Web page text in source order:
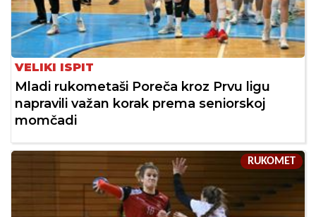
VELIKI ISPIT
Mladi rukometaši Poreča kroz Prvu ligu
napravili važan korak prema seniorskoj
momčadi
RUKOMET